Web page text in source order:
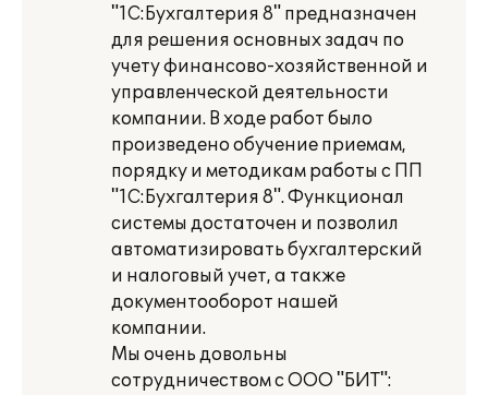
"1С:Бухгалтерия 8" предназначен
для решения основных задач по
учету финансово-хозяйственной и
управленческой деятельности
компании. В ходе работ было
произведено обучение приемам,
порядку и методикам работы с ПП
"1С:Бухгалтерия 8". Функционал
системы достаточен и позволил
автоматизировать бухгалтерский
и налоговый учет, а также
документооборот нашей
компании.
Мы очень довольны
сотрудничеством с ООО "БИТ":